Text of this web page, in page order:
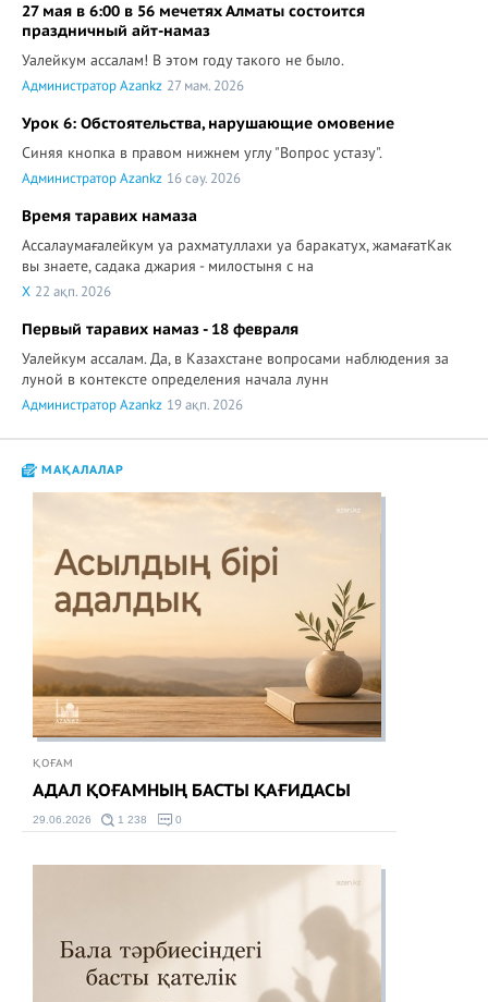
27 мая в 6:00 в 56 мечетях Алматы состоится
праздничный айт-намаз
Уалейкум ассалам! В этом году такого не было.
Администратор Azankz 27 мам. 2026
Урок 6: Обстоятельства, нарушающие омовение
Синяя кнопка в правом нижнем углу "Вопрос устазу".
Администратор Azankz 16 сәу. 2026
Время таравих намаза
Ассалаумағалейкум уа рахматуллахи уа баракатух, жамағатКак
вы знаете, садака джария - милостыня с на
X 22 ақп. 2026
Первый таравих намаз - 18 февраля
Уалейкум ассалам. Да, в Казахстане вопросами наблюдения за
луной в контексте определения начала лунн
Администратор Azankz 19 ақп. 2026
МАҚАЛАЛАР
ҚОҒАМ
АДАЛ ҚОҒАМНЫҢ БАСТЫ ҚАҒИДАСЫ
29.06.2026 1 238 0